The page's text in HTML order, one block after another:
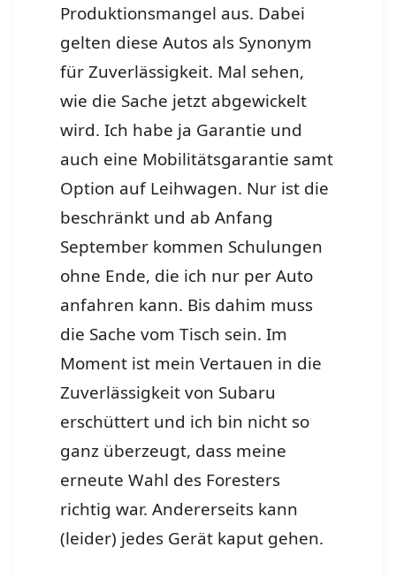
Produktionsmangel aus. Dabei
gelten diese Autos als Synonym
für Zuverlässigkeit. Mal sehen,
wie die Sache jetzt abgewickelt
wird. Ich habe ja Garantie und
auch eine Mobilitätsgarantie samt
Option auf Leihwagen. Nur ist die
beschränkt und ab Anfang
September kommen Schulungen
ohne Ende, die ich nur per Auto
anfahren kann. Bis dahim muss
die Sache vom Tisch sein. Im
Moment ist mein Vertauen in die
Zuverlässigkeit von Subaru
erschüttert und ich bin nicht so
ganz überzeugt, dass meine
erneute Wahl des Foresters
richtig war. Andererseits kann
(leider) jedes Gerät kaput gehen.